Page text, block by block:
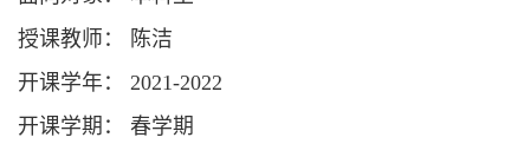
授课教师： 陈洁
开课学年： 2021-2022
开课学期： 春学期